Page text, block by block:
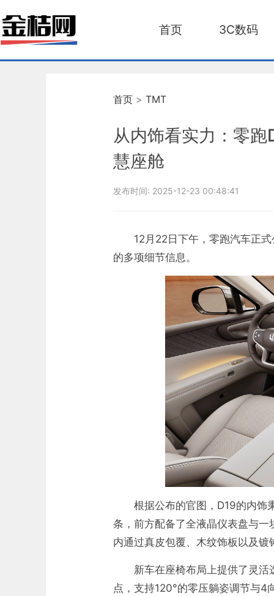
首页 3C数码
首页 > TMT
从内饰看实力：零
慧座舱
发布时间: 2025-12-23 00:48:41
12月22日下午，零跑汽车正
的多项细节信息。
根据公布的官图，D19的内饰
条，前方配备了全液晶仪表盘与
内通过真皮包覆、木纹饰板以及
新车在座椅布局上提供了灵
点，支持120°的零压躺姿调节与4